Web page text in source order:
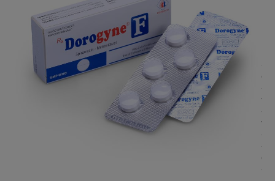
-
-
-
-
-
-